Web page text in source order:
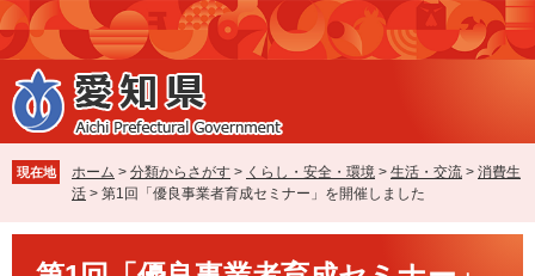
ペ
ー
ジ
の
先
で
す
メ
ニ
ュ
ー
を
ば
し
本
現在地 ホーム > 分類からさがす > くらし・安全・環境 > 生活・交流 > 消費生
活 > 第1回「優良事業者育成セミナー」を開催しました